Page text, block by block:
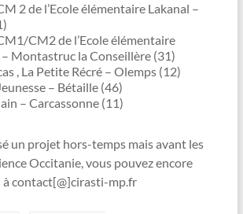
2 de l’Ecole élémentaire Lakanal –
CM2 de l’Ecole élémentaire
Montastruc la Conseillère (31)
, La Petite Récré – Olemps (12)
– Bétaille (46)
– Carcassonne (11)
un projet hors-temps mais avant les
Occitanie, vous pouvez encore
à contact[@]cirasti-mp.fr